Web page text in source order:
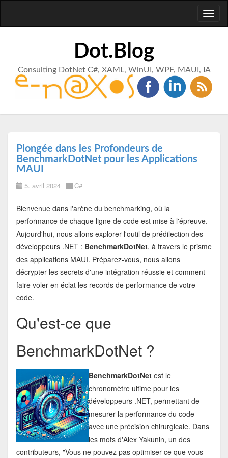
Dot.Blog
Consulting DotNet C#, XAML, WinUI, WPF, MAUI, IA
Plongée dans les Profondeurs de
BenchmarkDotNet pour les Applications
MAUI
5. avril 2024 C#
Bienvenue dans l'arène du benchmarking, où la
performance de chaque ligne de code est mise à l'épreuve.
Aujourd'hui, nous allons explorer l'outil de prédilection des
développeurs .NET : BenchmarkDotNet, à travers le prisme
des applications MAUI. Préparez-vous, nous allons
décrypter les secrets d'une intégration réussie et comment
faire voler en éclat les records de performance de votre
code.
Qu'est-ce que
BenchmarkDotNet ?
BenchmarkDotNetest le
chronomètre ultime pour les
développeurs .NET, permettant de
mesurer la performance du code
avec une précision chirurgicale. Dans
les mots d'Alex Yakunin, un des
contributeurs, "Vous ne pouvez pas optimiser ce que vous